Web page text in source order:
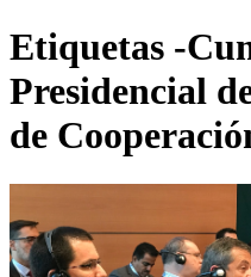
Etiquetas -
Presidencial
de